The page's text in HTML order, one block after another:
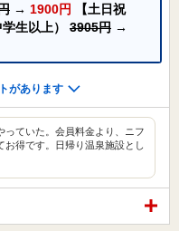
→ 1900円
【土日祝
生以上） 3905円 →
があります
っていた。会員料金より、ニフ
得です。日帰り温泉施設とし